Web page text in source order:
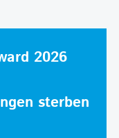
2026
sterben